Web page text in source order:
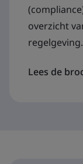
overzicht
regelgeving.
Lees de